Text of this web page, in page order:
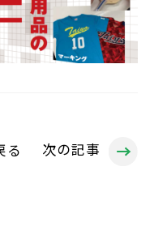
る 次の記事